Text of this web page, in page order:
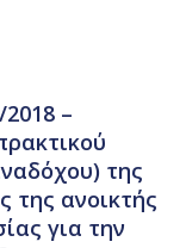
–
της
της ανοικτής
για την